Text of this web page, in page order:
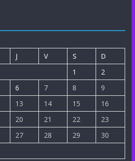
J V S
D
1
2
6 7 8
9
13 14 15
16
20 21 22
23
27 28 29
30